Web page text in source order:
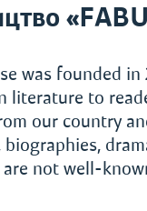
was founded
literature to
our country
not well-